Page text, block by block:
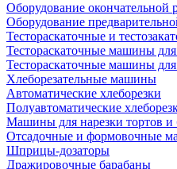
Оборудование окончательной
Оборудование
Тестораскаточные и
Тестораскаточные машины для
Тестораскаточные машины для
Хлеборезательные машины
Автоматические хлеборезки
Полуавтоматические
Машины для нарезки тортов и
Отсадочные и формовочные
Шприцы-дозаторы
Дражировочные барабаны